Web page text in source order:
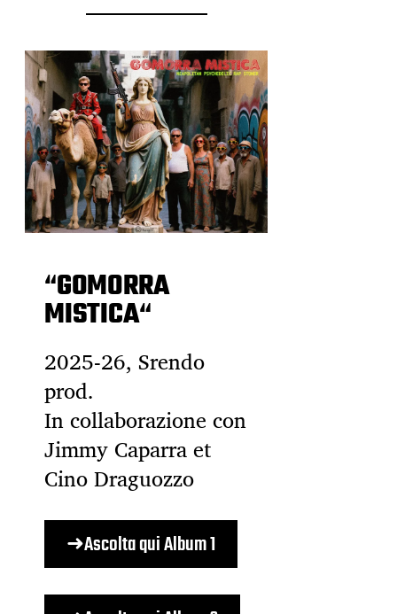
“GOMORRA
MISTICA“
2025-26, Srendo
prod.
In collaborazione con
Jimmy Caparra et
Cino Draguozzo
➜Ascolta qui Album 1